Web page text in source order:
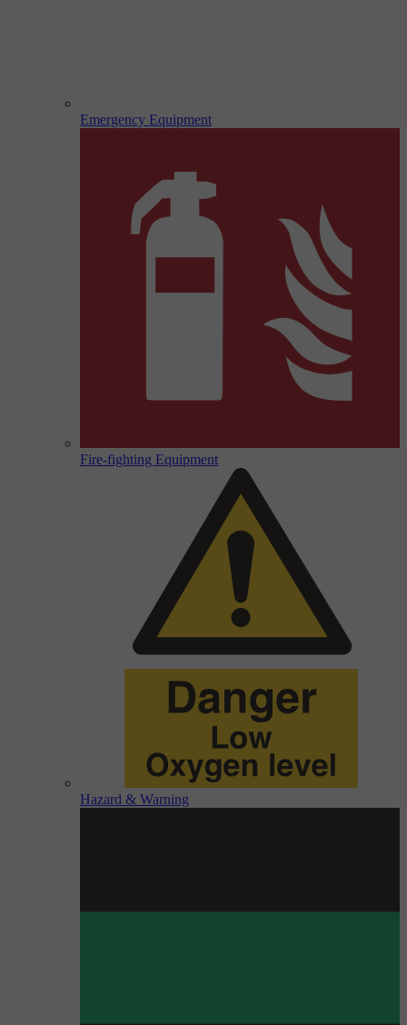
Emergency Equipment
Fire-fighting Equipment
Hazard & Warning